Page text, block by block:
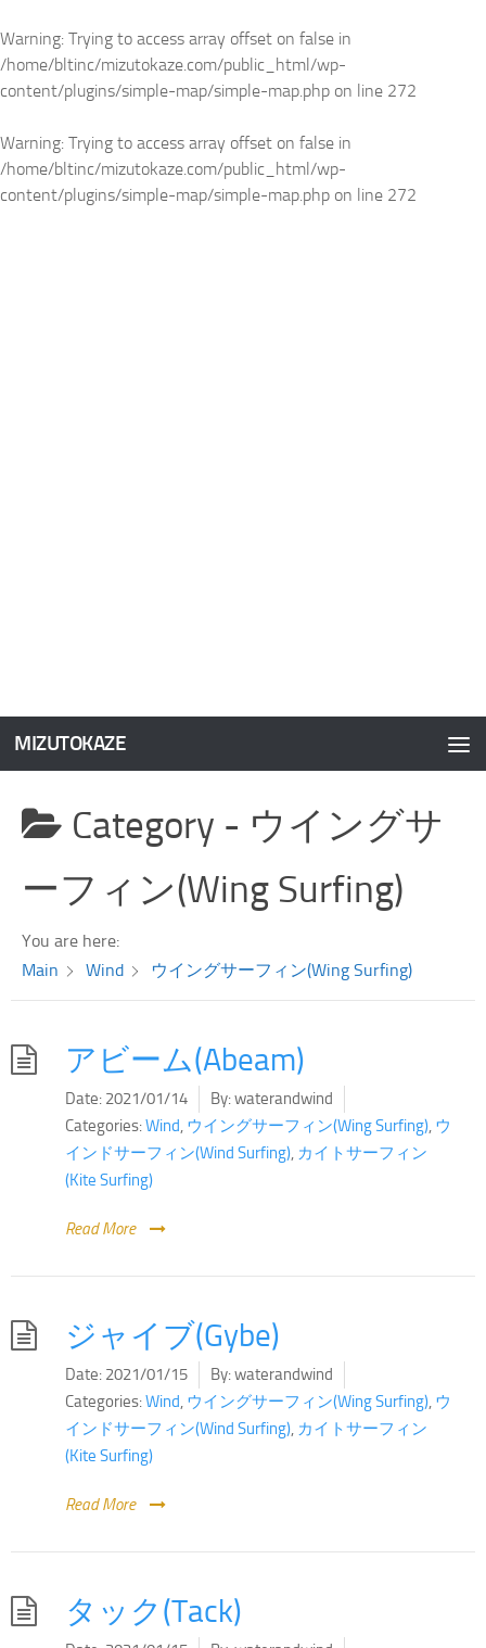
Warning: Trying to access array offset on false in
/home/bltinc/mizutokaze.com/public_html/wp-
content/plugins/simple-map/simple-map.php on line 272
Warning: Trying to access array offset on false in
/home/bltinc/mizutokaze.com/public_html/wp-
content/plugins/simple-map/simple-map.php on line 272
コンテンツへスキップ
MIZUTOKAZE
Category - ウイングサ
ーフィン(Wing Surfing)
You are here:
Main
Wind ウイングサーフィン(Wing Surfing)
アビーム(Abeam)
Date: 2021/01/14 By:waterandwind
Categories:Wind, ウイングサーフィン(Wing Surfing), ウ
インドサーフィン(Wind Surfing), カイトサーフィン
(Kite Surfing)
Read More
ジャイブ(Gybe)
Date: 2021/01/15 By:waterandwind
Categories:Wind, ウイングサーフィン(Wing Surfing), ウ
インドサーフィン(Wind Surfing), カイトサーフィン
(Kite Surfing)
Read More
タック(Tack)